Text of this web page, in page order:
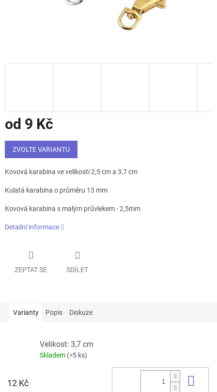
od 9 Kč
Měrná
cena:
ZVOLTE VARIANTU
Kovová karabina ve velikosti 2,5 cm a 3,7 cm
Kulatá karabina o průměru 13 mm
Kovová karabina s malým průvlekem - 2,5mm
Detailní informace
ZEPTAT SE SDÍLET
Varianty Popis Diskuze
Velikost: 3,7 cm
Skladem (>5 ks)
12 Kč